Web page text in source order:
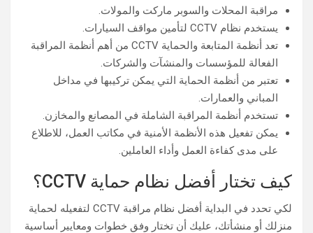
مراقبة المحلات والسوبر ماركت والمولات.
يستخدم نظام CCTV لتأمين مواقف السيارات.
تعد أنظمة المتابعة والحماية CCTV من أهم أنظمة المراقبة
الفعالة للمؤسسات والمنشآت والشركات.
تعتبر من أنظمة الحماية التي يمكن تركيبها في مداخل
المباني والعمارات.
تستخدم أنظمة المراقبة الشاملة في المصانع والمخازن.
يمكن تفعيل هذه الأنظمة الأمنية في مكاتب العمل، للاطلاع
على مدى كفاءة العمل وأداء العاملين.
كيف تختار أفضل نظام حماية CCTV؟
لكي تحدد في البداية أفضل نظام مراقبة CCTV لتفعيله لحماية
منزلك أو منشأتك، عليك أن تختار وفق خطوات ومعايير أساسية